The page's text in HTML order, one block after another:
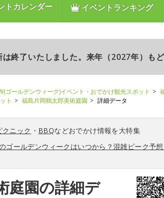
トカレンダー イベントランキング
終了いたしました。来年（2027年）も
ゴールデンウィーク)イベント・おでかけ観光スポット
ト
福島片岡鶴太郎美術庭園 詳細データ
クニック ・ BBQなどおでかけ情報を大特集
ゴールデンウィークはいつから？混雑ピーク予
庭園の詳細デ